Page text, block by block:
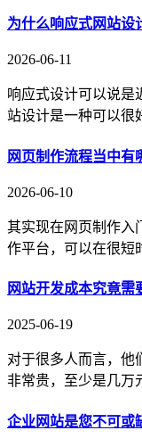
为什么响应式网站设
2026-06-11
响应式设计可以说是
站设计是一种可以很
网页制作流程当中有
2026-06-10
其实现在网页制作入
作平台，可以在很短
网站开发成本究竟需
2025-06-19
对于很多人而言，他
非常贵，至少是几万
企业网站是您不可或